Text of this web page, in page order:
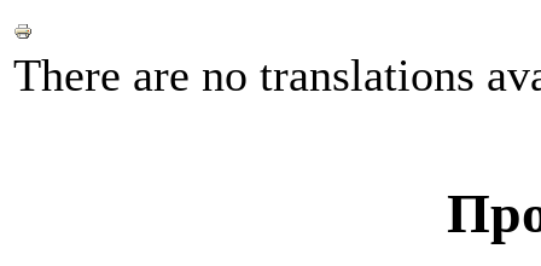
There are no translations